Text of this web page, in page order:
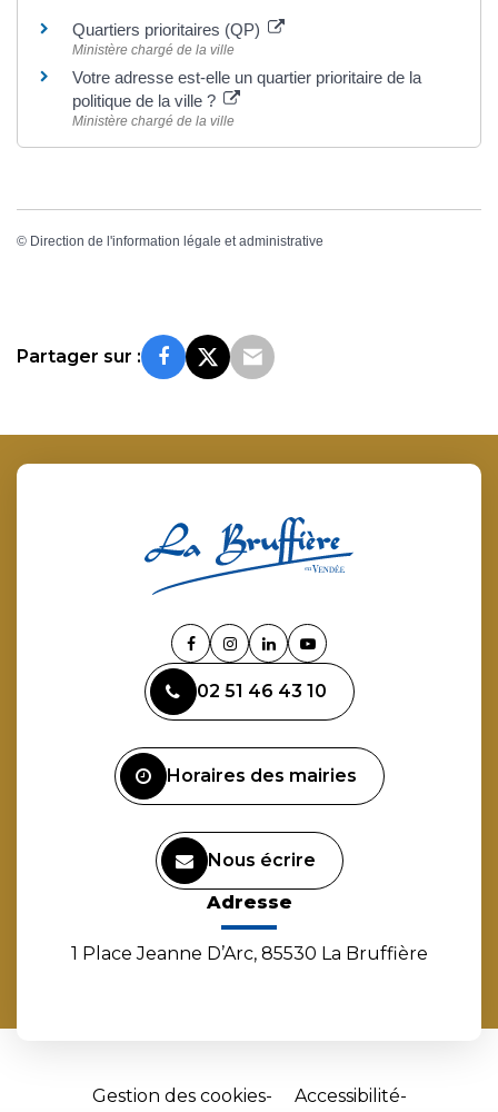
Quartiers prioritaires (QP)
Ministère chargé de la ville
Votre adresse est-elle un quartier prioritaire de la
politique de la ville ?
Ministère chargé de la ville
© Direction de l'information légale et administrative
Partager sur :
Lien
vers
le
compte
Lien
le
compte
Lien
le
compte
Lien
la
chaîne
02 51 46 43 10
Horaires des mairies
Nous écrire
Adresse
1 Place Jeanne D’Arc, 85530 La Bruffière
Gestion des cookies
Accessibilité